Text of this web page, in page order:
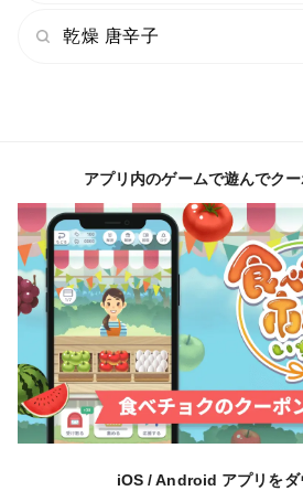
乾燥 唐辛子
アプリ内のゲームで遊んでクー
iOS / Android アプリをダ